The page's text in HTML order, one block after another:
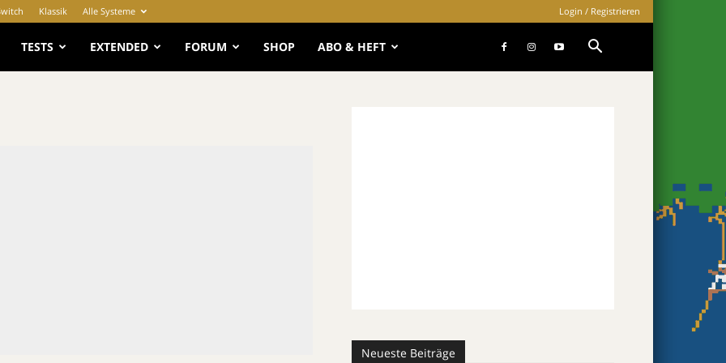
Klassik Alle Systeme Login / Registrieren
TESTS EXTENDED FORUM SHOP ABO & HEFT
Neueste Beiträge